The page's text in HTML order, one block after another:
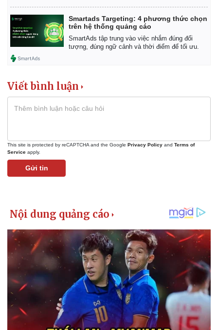
Kinh tế
Khởi nghiệp
Tỷ giá
Smartads Targeting: 4 phương thức chọn
trên hệ thống quảng cáo
SmartAds tập trung vào việc nhắm đúng đối
tượng, đúng ngữ cảnh và thời điểm để tối ưu.
Viết bình luận
This site is protected by reCAPTCHA and the Google Privacy Policy and Terms of
Service apply.
Gửi tin